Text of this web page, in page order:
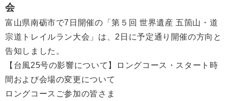
会
富山県南砺市で7日開催の「第５回 世界遺産 五箇山・道
宗道トレイルラン大会」は、2日に予定通り開催の方向と
告知しました。
【台風25号の影響について】ロングコース・スタート時
間および会場の変更について
ロングコースご参加の皆さま